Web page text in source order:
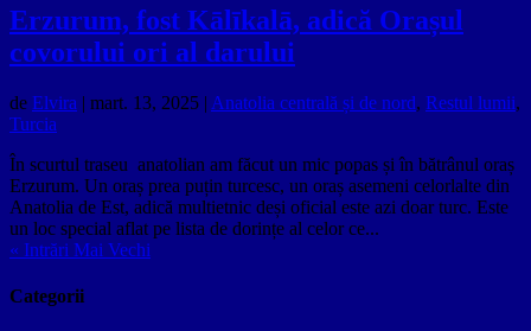
Erzurum, fost Kālīkalā, adică Orașul
covorului ori al darului
de Elvira | mart. 13, 2025 | Anatolia centrală și de nord, Restul lumii,
Turcia
În scurtul traseu anatolian am făcut un mic popas și în bătrânul oraș
Erzurum. Un oraș prea puțin turcesc, un oraș asemeni celorlalte din
Anatolia de Est, adică multietnic deși oficial este azi doar turc. Este
un loc special aflat pe lista de dorințe al celor ce...
« Intrări Mai Vechi
Categorii